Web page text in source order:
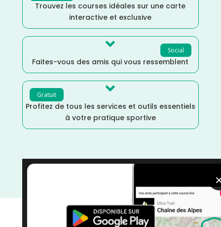
Trouvez les courses idéales sur une carte
interactive et exclusive
Social

Faites-vous des amis qui vous ressemblent
Gratuit 
Profitez de tous les services et outils essentiels
à votre pratique sportive
Course à Pied/Bretagne